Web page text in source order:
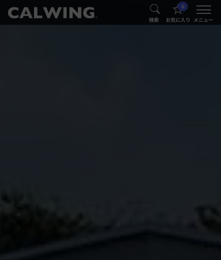
® 検索
0
お気に入り メニュー
®